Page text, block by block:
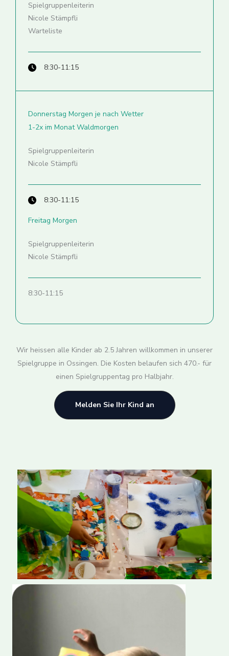
Spielgruppenleiterin
Nicole Stämpfli
Warteliste
8:30-11:15
Donnerstag Morgen je nach Wetter
1-2x im Monat Waldmorgen
Spielgruppenleiterin
Nicole Stämpfli
8:30-11:15
Freitag Morgen
Spielgruppenleiterin
Nicole Stämpfli
8:30-11:15
Wir heissen alle Kinder ab 2.5 Jahren willkommen in unserer
Spielgruppe in Ossingen. Die Kosten belaufen sich 470.- für
einen Spielgruppentag pro Halbjahr.
Melden Sie Ihr Kind an